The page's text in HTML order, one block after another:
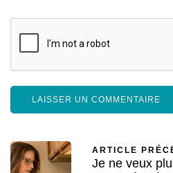
ARTICLE
Je ne veux